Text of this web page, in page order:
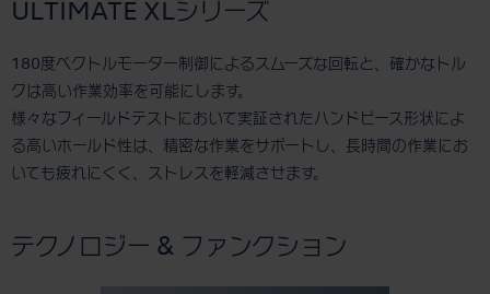
ULTIMATE XLシリーズ
180度ベクトルモーター制御によるスムーズな回転と、確かなトル
クは高い作業効率を可能にします。
様々なフィールドテストにおいて実証されたハンドピース形状によ
る高いホールド性は、精密な作業をサポートし、長時間の作業にお
いても疲れにくく、ストレスを軽減させます。
テクノロジー & ファンクション